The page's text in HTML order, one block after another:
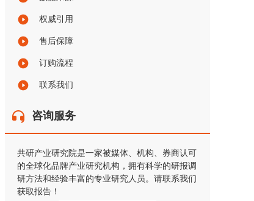
权威引用
售后保障
订购流程
联系我们
咨询服务
共研产业研究院是一家被媒体、机构、券商认可
的全球化品牌产业研究机构，拥有科学的研报调
研方法和经验丰富的专业研究人员。请联系我们
获取报告！